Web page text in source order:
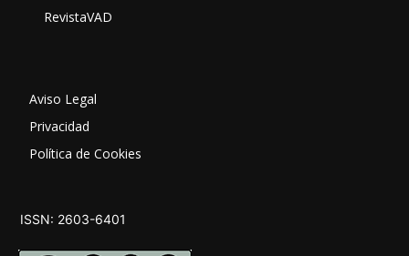
RevistaVAD
Aviso Legal
Privacidad
Política de Cookies
ISSN: 2603-6401